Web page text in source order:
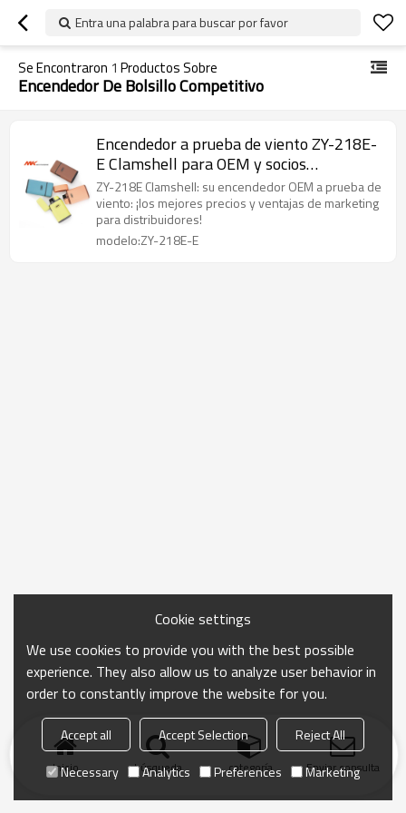
Entra una palabra para buscar por favor
Se Encontraron 1 Productos Sobre
Encendedor De Bolsillo Competitivo
Encendedor a prueba de viento ZY-218E-
E Clamshell para OEM y socios
distribuidores: precios competitivos y
soporte de marketing
ZY-218E Clamshell: su encendedor OEM a prueba de
viento: ¡los mejores precios y ventajas de marketing
para distribuidores!
modelo:ZY-218E-E
Inicio búsqueda categoría Enviar consulta
Cookie settings
We use cookies to provide you with the best possible
experience. They also allow us to analyze user behavior in
order to constantly improve the website for you.
Accept all Accept Selection
Reject All
Necessary
Analytics Preferences Marketing